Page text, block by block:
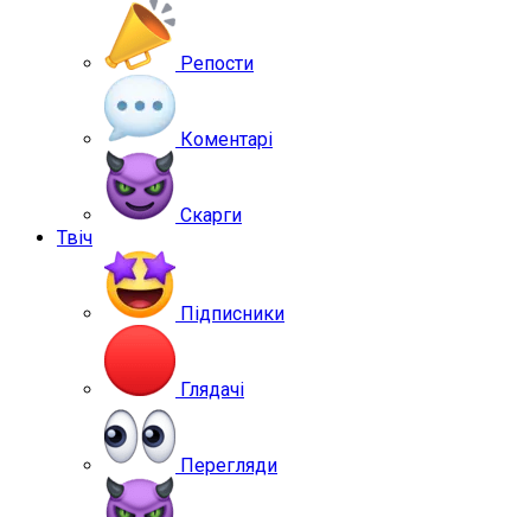
Репости
Коментарі
Скарги
Твіч
Підписники
Глядачі
Перегляди